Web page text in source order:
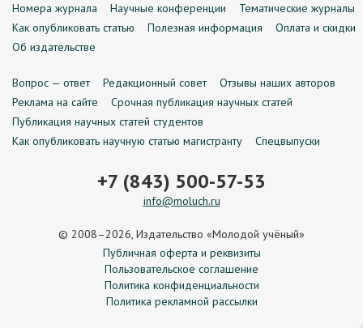
Номера журнала Научные конференции
Тематические журналы
Как опубликовать статью
Полезная информация
Оплата и скидки
Об издательстве
Вопрос — ответ Редакционный совет
Отзывы наших авторов
Реклама на сайте
Срочная публикация научных статей
Публикация научных статей студентов
Как опубликовать научную статью магистранту
Спецвыпуски
+7 (843) 500-57-53
info@moluch.ru
© 2008–2026, Издательство «Молодой учёный»
Публичная оферта и реквизиты
Пользовательское соглашение
Политика конфиденциальности
Политика рекламной рассылки